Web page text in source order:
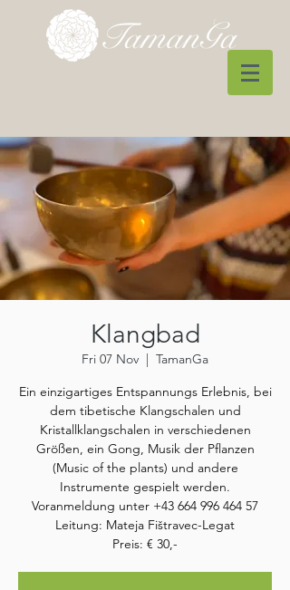
Klangbad
Fri 07 Nov
  |
TamanGa
Ein einzigartiges Entspannungs Erlebnis, bei
dem tibetische Klangschalen und
Kristallklangschalen in verschiedenen
Größen, ein Gong, Musik der Pflanzen
(Music of the plants) und andere
Instrumente gespielt werden.
Voranmeldung unter +43 664 996 464 57
Leitung: Mateja Fištravec-Legat
Preis: € 30,-